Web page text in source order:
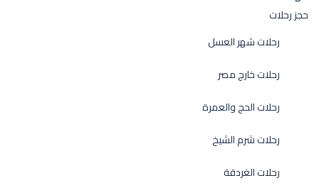
حجز رحلات
رحلات شهر العسل
رحلات خارج مصر
رحلات الحج والعمرة
رحلات شرم الشيخ
رحلات الغردقة